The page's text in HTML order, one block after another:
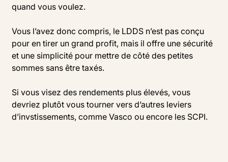
quand vous voulez.
Vous l’avez donc compris, le LDDS n’est pas conçu
pour en tirer un grand profit, mais il offre une sécurité
et une simplicité pour mettre de côté des petites
sommes sans être taxés.
Si vous visez des rendements plus élevés, vous
devriez plutôt vous tourner vers d’autres leviers
d’invstissements, comme Vasco ou encore les SCPI.